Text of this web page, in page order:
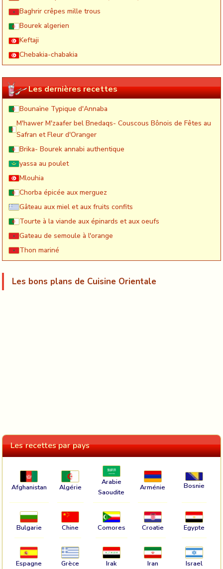
Baghrir crêpes mille trous
Bourek algerien
Keftaji
Chebakia-chabakia
Les dernières recettes
Bounaïne Typique d'Annaba
M'hawer M'zaafer bel Bnedaqs- Couscous Bônois de Fêtes au
Safran et Fleur d'Oranger
Brika- Bourek annabi authentique
yassa au poulet
Mlouhia
Chorba épicée aux merguez
Gâteau aux miel et aux fruits confits
Tourte à la viande aux épinards et aux oeufs
Gateau de semoule à l'orange
Thon mariné
Les bons plans de Cuisine Orientale
Les recettes par pays
Afghanistan Algérie
Arabie
Saoudite
Arménie Bosnie
Bulgarie Chine Comores Croatie Egypte
Espagne Grèce Irak Iran Israel